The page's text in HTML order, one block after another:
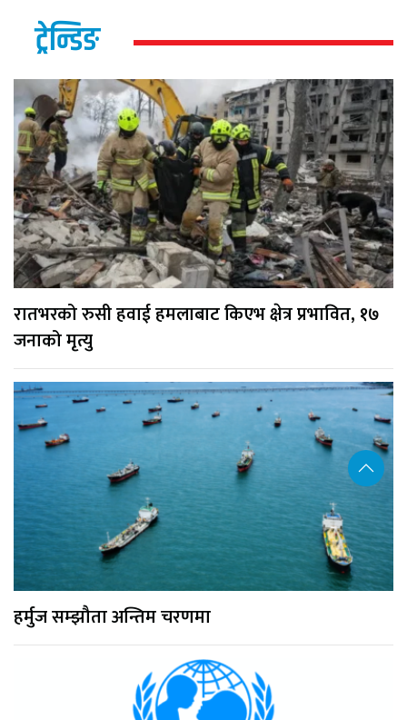
ट्रेन्डिङ
रातभरको रुसी हवाई हमलाबाट किएभ क्षेत्र प्रभावित, १७
जनाको मृत्यु
हर्मुज सम्झौता अन्तिम चरणमा